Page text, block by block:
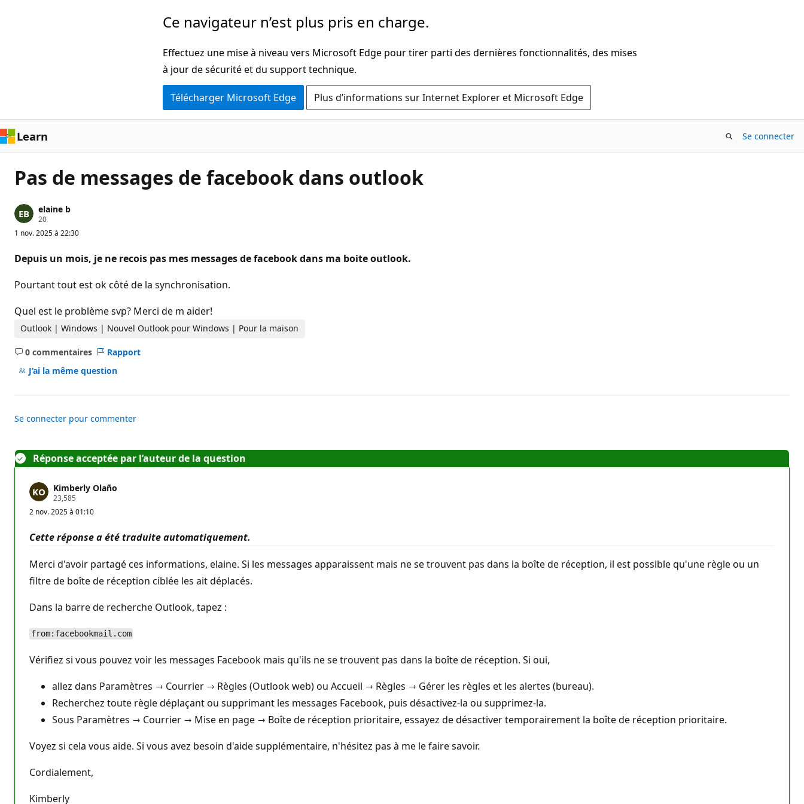
Ce navigateur n’est plus pris en charge.
Effectuez une mise à niveau vers Microsoft Edge pour tirer parti des dernières fonctionnalités, des mises
à jour de sécurité et du support technique.
Télécharger Microsoft Edge Plus d’informations sur Internet Explorer et Microsoft Edge
Learn Se connecter
Pas de messages de facebook dans outlook
elaine b
20P
i
t
s
e
r
p
u
t
i
n
1 nov. 2025 à 22:30
Depuis un mois, je ne recois pas mes messages de facebook dans ma boite outlook.
Pourtant tout est ok côté de la synchronisation.
Quel est le problème svp? Merci de m aider!
Outlook | Windows | Nouvel Outlook pour Windows | Pour la maison
0 commentaires
Aucun
commentaire
Rapport
J’ai la même question
Se connecter pour commenter
Réponse acceptée par l’auteur de la question
Kimberly Olaño
23,585
i
t
s
e
r
é
p
t
a
i
o
2 nov. 2025 à 01:10
Cette réponse a été traduite automatiquement.
Merci d'avoir partagé ces informations, elaine. Si les messages apparaissent mais ne se trouvent pas dans la boîte de réception, il est possible qu'une règle ou un
filtre de boîte de réception ciblée les ait déplacés.
Dans la barre de recherche Outlook, tapez :
from:facebookmail.com
Vérifiez si vous pouvez voir les messages Facebook mais qu'ils ne se trouvent pas dans la boîte de réception. Si oui,
allez dans Paramètres → Courrier → Règles (Outlook web) ou Accueil → Règles → Gérer les règles et les alertes (bureau).
Recherchez toute règle déplaçant ou supprimant les messages Facebook, puis désactivez-la ou supprimez-la.
Sous Paramètres → Courrier → Mise en page → Boîte de réception prioritaire, essayez de désactiver temporairement la boîte de réception prioritaire.
Voyez si cela vous aide. Si vous avez besoin d'aide supplémentaire, n'hésitez pas à me le faire savoir.
Cordialement,
Kimberly